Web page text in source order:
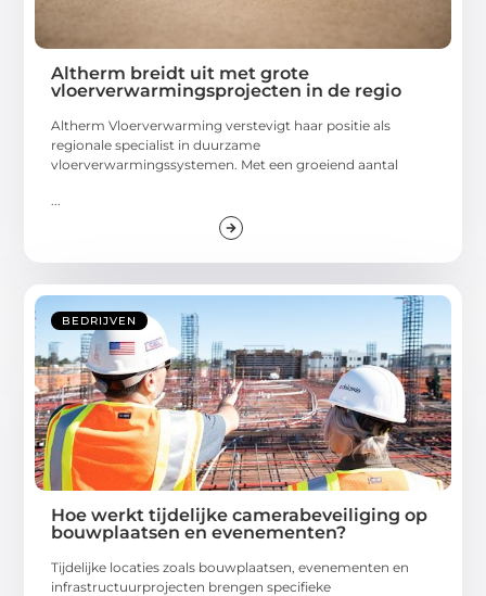
Altherm breidt uit met grote
vloerverwarmingsprojecten in de regio
Altherm Vloerverwarming verstevigt haar positie als
regionale specialist in duurzame
vloerverwarmingssystemen. Met een groeiend aantal
BEDRIJVEN
Hoe werkt tijdelijke camerabeveiliging op
bouwplaatsen en evenementen?
Tijdelijke locaties zoals bouwplaatsen, evenementen en
infrastructuurprojecten brengen specifieke